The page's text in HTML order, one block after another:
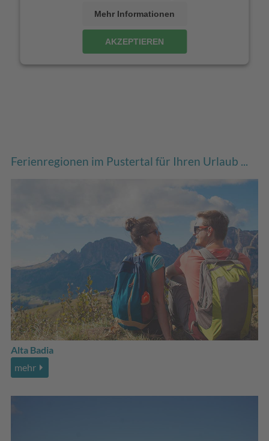
Mehr Informationen
AKZEPTIEREN
Ferienregionen im Pustertal für Ihren Urlaub ...
Alta Badia
mehr